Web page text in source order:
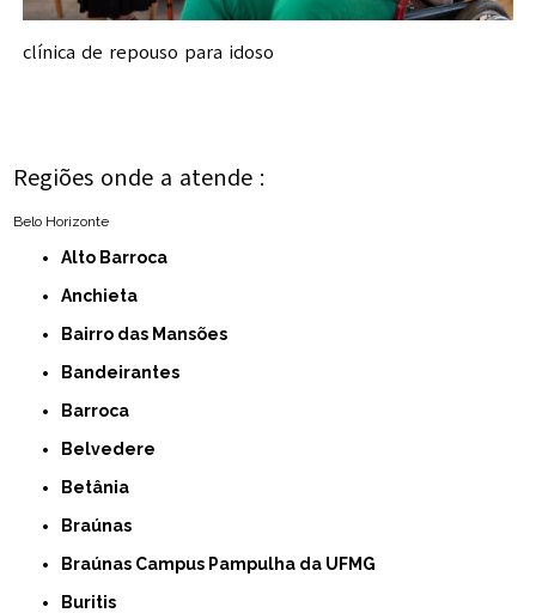
clínica de repouso para idoso
Regiões onde a atende :
Belo Horizonte
Alto Barroca
Anchieta
Bairro das Mansões
Bandeirantes
Barroca
Belvedere
Betânia
Braúnas
Braúnas Campus Pampulha da UFMG
Buritis